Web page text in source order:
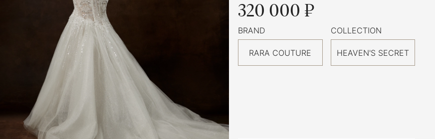
320 000 ₽
BRAND
RARA COUTURE
COLLECTION
HEAVEN'S SECRET